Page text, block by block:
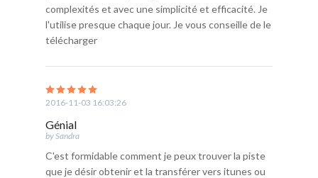
complexités et avec une simplicité et efficacité. Je
l'utilise presque chaque jour. Je vous conseille de le
télécharger
2016-11-03 16:03:26
Génial
by Sandra
C'est formidable comment je peux trouver la piste
que je désir obtenir et la transférer vers itunes ou